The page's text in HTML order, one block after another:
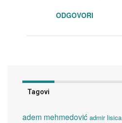
ODGOVORI
Tagovi
adem mehmedović admir lisica